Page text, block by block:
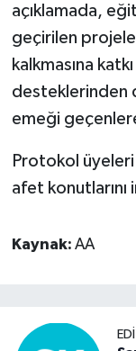
açıklamada,
geçirilen
kalkmasına
desteklerinden
emeği
Protokol üyeleri
afet konutlarını
Kaynak: AA